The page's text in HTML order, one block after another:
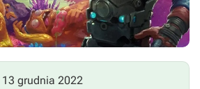
13 grudnia 2022